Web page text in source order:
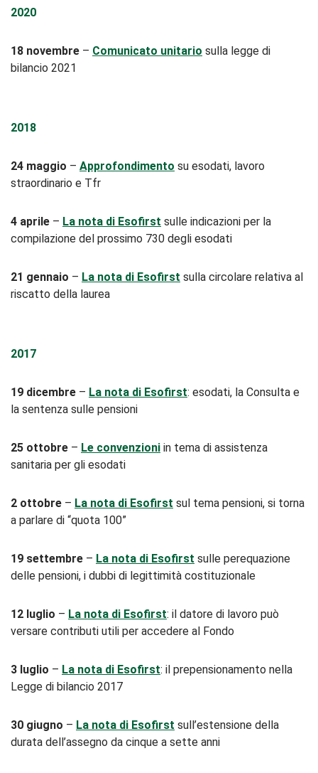
2020
18 novembre – Comunicato unitario sulla legge di
bilancio 2021
2018
24 maggio – Approfondimento su esodati, lavoro
straordinario e Tfr
4 aprile – La nota di Esofirst sulle indicazioni per la
compilazione del prossimo 730 degli esodati
21 gennaio – La nota di Esofirst sulla circolare relativa al
riscatto della laurea
2017
19 dicembre – La nota di Esofirst: esodati, la Consulta e
la sentenza sulle pensioni
25 ottobre – Le convenzioni in tema di assistenza
sanitaria per gli esodati
2 ottobre – La nota di Esofirst sul tema pensioni, si torna
a parlare di “quota 100”
19 settembre – La nota di Esofirst sulle perequazione
delle pensioni, i dubbi di legittimità costituzionale
12 luglio – La nota di Esofirst: il datore di lavoro può
versare contributi utili per accedere al Fondo
3 luglio – La nota di Esofirst: il prepensionamento nella
Legge di bilancio 2017
30 giugno – La nota di Esofirst sull’estensione della
durata dell’assegno da cinque a sette anni